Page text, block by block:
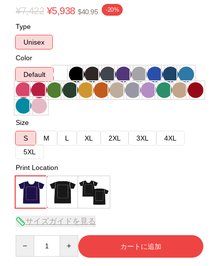
¥7,422 ¥5,938 $40.95 -20%
Type
Unisex
Color
Default
Size
S
M L XL 2XL 3XL
4XL
5XL
Print Location
サイズガイドを見る
カートに追加